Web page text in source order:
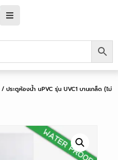
/ ประตูห้องน้ำ uPVC รุ่น UVC1 บานเกล็ด (ไม่